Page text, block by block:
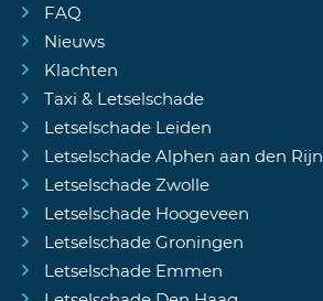
FAQ
Nieuws
Klachten
Taxi & Letselschade
Letselschade Leiden
Letselschade Alphen aan den Rijn
Letselschade Zwolle
Letselschade Hoogeveen
Letselschade Groningen
Letselschade Emmen